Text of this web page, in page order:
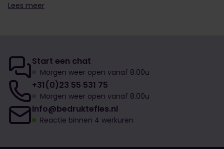
Lees meer
Start een chat
Morgen weer open vanaf 8.00u
+31(0)23 55 531 75
Morgen weer open vanaf 8.00u
info@bedruktefles.nl
Reactie binnen 4 werkuren